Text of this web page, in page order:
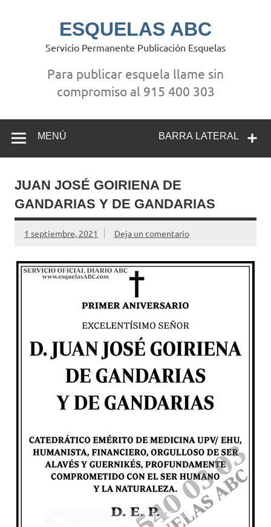
ESQUELAS ABC
Servicio Permanente Publicación Esquelas
Para publicar esquela llame sin
compromiso al 915 400 303
BARRA LATERAL
MENÚ
JUAN JOSÉ GOIRIENA DE
GANDARIAS Y DE GANDARIAS
1 septiembre, 2021 Deja un comentario